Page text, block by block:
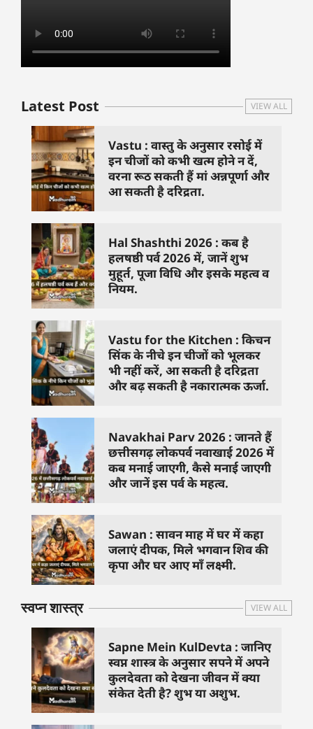
Latest Post VIEW ALL
Vastu : वास्तु के अनुसार रसोई में
इन चीजों को कभी खत्म होने न दें,
वरना रूठ सकती हैं मां अन्नपूर्णा और
आ सकती है दरिद्रता.
Hal Shashthi 2026 : कब है
हलषष्ठी पर्व 2026 में, जानें शुभ
मुहूर्त, पूजा विधि और इसके महत्व व
नियम.
Vastu for the Kitchen : किचन
सिंक के नीचे इन चीजों को भूलकर
भी नहीं करें, आ सकती है दरिद्रता
और बढ़ सकती है नकारात्मक ऊर्जा.
Navakhai Parv 2026 : जानते हैं
छत्तीसगढ़ लोकपर्व नवाखाई 2026 में
कब मनाई जाएगी, कैसे मनाई जाएगी
और जानें इस पर्व के महत्व.
Sawan : सावन माह में घर में कहा
जलाएं दीपक, मिले भगवान शिव की
कृपा और घर आए माँ लक्ष्मी.
स्वप्न शास्त्र VIEW ALL
Sapne Mein KulDevta : जानिए
स्वप्न शास्त्र के अनुसार सपने में अपने
कुलदेवता को देखना जीवन में क्या
संकेत देती है? शुभ या अशुभ.